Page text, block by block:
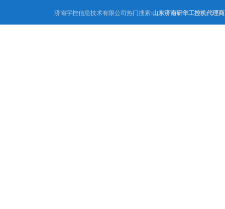
济南宇控信息技术有限公司热门搜索:山东济南研华工控机代理